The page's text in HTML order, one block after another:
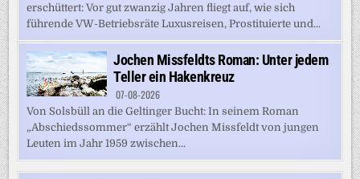
erschüttert: Vor gut zwanzig Jahren fliegt auf, wie sich
führende VW-Betriebsräte Luxusreisen, Prostituierte und...
Jochen Missfeldts Roman: Unter jedem
Teller ein Hakenkreuz
07-08-2026
Von Solsbüll an die Geltinger Bucht: In seinem Roman
„Abschiedssommer“ erzählt Jochen Missfeldt von jungen
Leuten im Jahr 1959 zwischen...